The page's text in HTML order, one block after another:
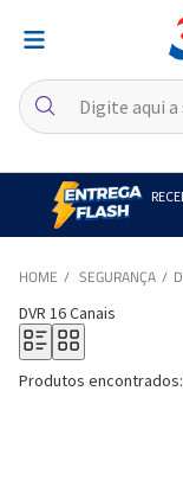
SEGURANÇA
DVR 16 Canais
Produtos encontrados: